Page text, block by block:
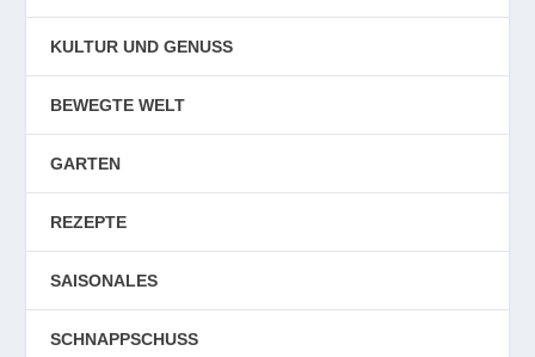
KULTUR UND GENUSS
BEWEGTE WELT
GARTEN
REZEPTE
SAISONALES
SCHNAPPSCHUSS